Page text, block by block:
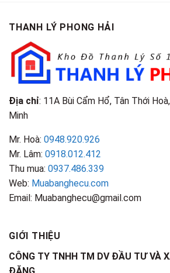
THANH LÝ PHONG HẢI
Địa chỉ: 11A Bùi Cẩm Hổ, Tân Thới
Minh
Mr. Hoà: 0948.920.926
Mr. Lâm: 0918.012.412
Thu mua: 0937.486.339
Web: Muabanghecu.com
Email: Muabanghecu@gmail.com
GIỚI THIỆU
CÔNG TY TNHH TM DV ĐẦU TƯ VÀ